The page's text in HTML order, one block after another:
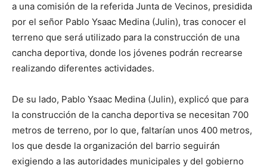
a una comisión de la referida Junta de Vecinos, presidida
por el señor Pablo Ysaac Medina (Julin), tras conocer el
terreno que será utilizado para la construcción de una
cancha deportiva, donde los jóvenes podrán recrearse
realizando diferentes actividades.
De su lado, Pablo Ysaac Medina (Julin), explicó que para
la construcción de la cancha deportiva se necesitan 700
metros de terreno, por lo que, faltarían unos 400 metros,
los que desde la organización del barrio seguirán
exigiendo a las autoridades municipales y del gobierno